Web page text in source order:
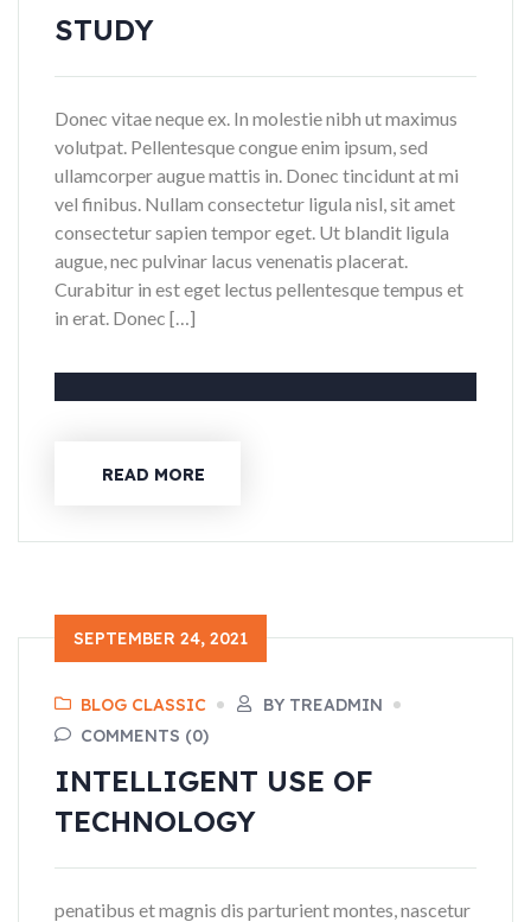
STUDY
Donec vitae neque ex. In molestie nibh ut maximus
volutpat. Pellentesque congue enim ipsum, sed
ullamcorper augue mattis in. Donec tincidunt at mi
vel finibus. Nullam consectetur ligula nisl, sit amet
consectetur sapien tempor eget. Ut blandit ligula
augue, nec pulvinar lacus venenatis placerat.
Curabitur in est eget lectus pellentesque tempus et
in erat. Donec […]
READ MORE
SEPTEMBER 24, 2021
BLOG CLASSIC
BY TREADMIN
COMMENTS (0)
INTELLIGENT USE OF
TECHNOLOGY
penatibus et magnis dis parturient montes, nascetur